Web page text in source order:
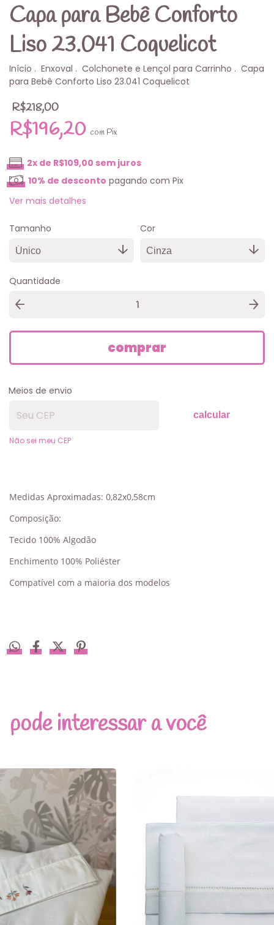
Capa para Bebê Conforto
Liso 23.041 Coquelicot
Início . Enxoval . Colchonete e Lençol para Carrinho . Capa
para Bebê Conforto Liso 23.041 Coquelicot
R$218,00
R$196,20 com Pix
2x de R$109,00 sem juros
10% de desconto pagando com Pix
Ver mais detalhes
Tamanho Cor
Quantidade
Meios de envio
calcular
Não sei meu CEP
Medidas Aproximadas: 0,82x0,58cm
Composição:
Tecido 100% Algodão
Enchimento 100% Poliéster
Compatível com a maioria dos modelos
pode interessar a você